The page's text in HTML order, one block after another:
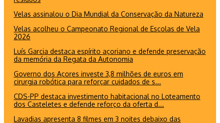
Velas assinalou o Dia Mundial da Conservação da Natureza
Velas acolheu o Campeonato Regional de Escolas de Vela
2026
Luís Garcia destaca espírito açoriano e defende preservação
da memória da Regata da Autonomia
Governo dos Açores investe 3,8 milhões de euros em
cirurgia robótica para reforçar cuidados de s...
CDS-PP destaca investimento habitacional no Loteamento
dos Casteletes e defende reforço da oferta d...
Lavadias apresenta 8 filmes em 3 noites debaixo das